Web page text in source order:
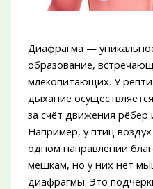
Диафрагма —
образование,
млекопитающих. У
дыхание
за счёт движения
Например, у птиц
одном направлении
мешкам, но у них нет
диафрагмы. Это